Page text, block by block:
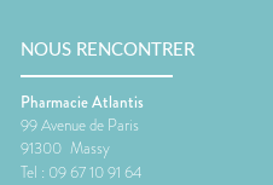
NOUS RENCONTRER
Pharmacie Atlantis
99 Avenue de Paris
91300 Massy
Tel : 09 67 10 91 64